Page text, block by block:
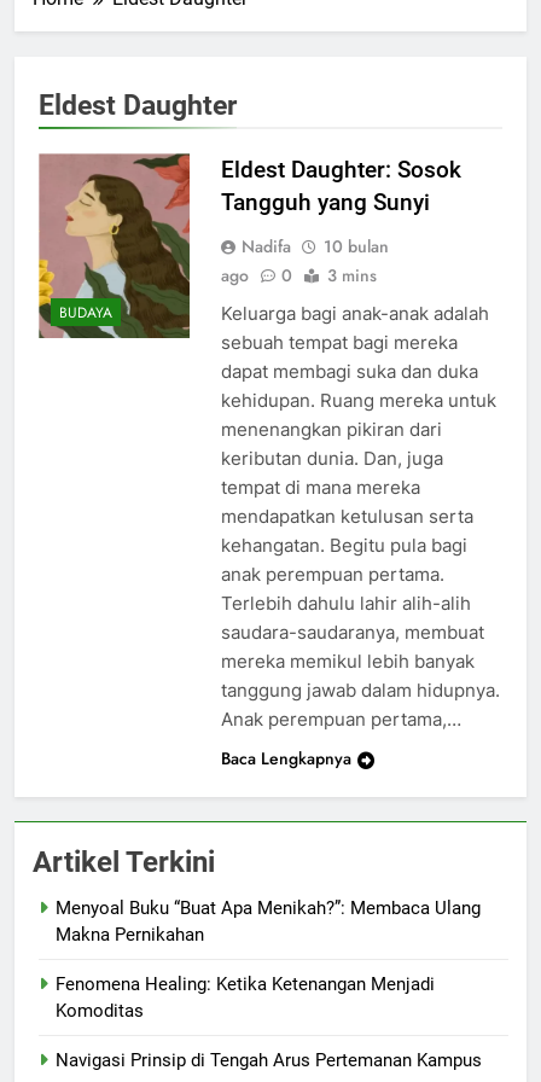
Eldest Daughter
BUDAYA
Eldest Daughter: Sosok
Tangguh yang Sunyi
Nadifa
10 bulan
ago
0 3 mins
Keluarga bagi anak-anak adalah
sebuah tempat bagi mereka
dapat membagi suka dan duka
kehidupan. Ruang mereka untuk
menenangkan pikiran dari
keributan dunia. Dan, juga
tempat di mana mereka
mendapatkan ketulusan serta
kehangatan. Begitu pula bagi
anak perempuan pertama.
Terlebih dahulu lahir alih-alih
saudara-saudaranya, membuat
mereka memikul lebih banyak
tanggung jawab dalam hidupnya.
Anak perempuan pertama,…
Baca Lengkapnya
Artikel Terkini
Menyoal Buku “Buat Apa Menikah?”: Membaca Ulang
Makna Pernikahan
Fenomena Healing: Ketika Ketenangan Menjadi
Komoditas
Navigasi Prinsip di Tengah Arus Pertemanan Kampus